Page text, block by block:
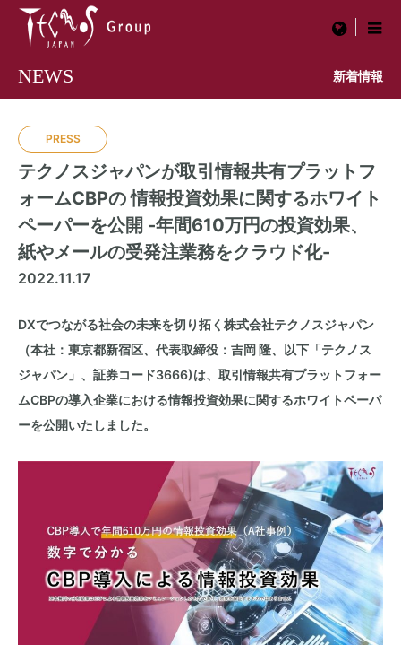
menu
NEWS 新着情報
PRESS
テクノスジャパンが取引情報共有プラットフ
ォームCBPの 情報投資効果に関するホワイト
ペーパーを公開 -年間610万円の投資効果、
紙やメールの受発注業務をクラウド化-
2022.11.17
DXでつながる社会の未来を切り拓く株式会社テクノスジャパン
（本社：東京都新宿区、代表取締役：吉岡 隆、以下「テクノス
ジャパン」、証券コード3666)は、取引情報共有プラットフォー
ムCBPの導入企業における情報投資効果に関するホワイトペーパ
ーを公開いたしました。